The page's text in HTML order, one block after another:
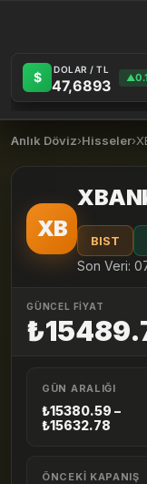
$ DOLAR / TL
47,6893 ▲
Anlık Döviz›Hisseler›
XB BIST
Son Veri:
GÜNCEL FİYAT
GÜN ARALIĞI
₺15380.59 –
₺15632.78
ÖNCEKI KAPANIŞ